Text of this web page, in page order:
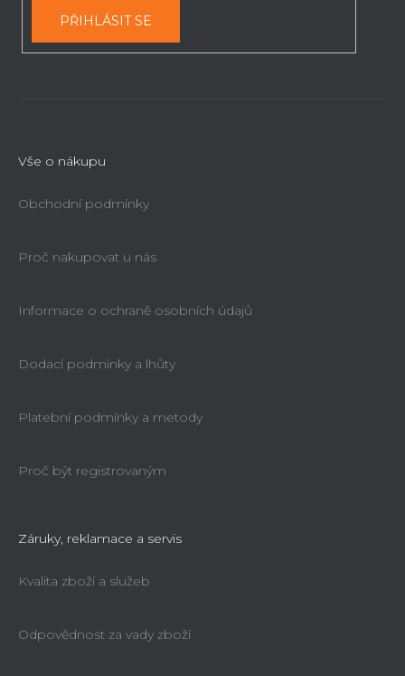
PŘIHLÁSIT SE
Vše o nákupu
Obchodní podmínky
Proč nakupovat u nás
Informace o ochraně osobních údajů
Dodací podmínky a lhůty
Platební podmínky a metody
Proč být registrovaným
Záruky, reklamace a servis
Kvalita zboží a služeb
Odpovědnost za vady zboží